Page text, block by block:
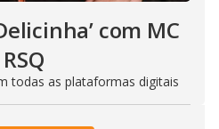
com MC
todas as plataformas digitais